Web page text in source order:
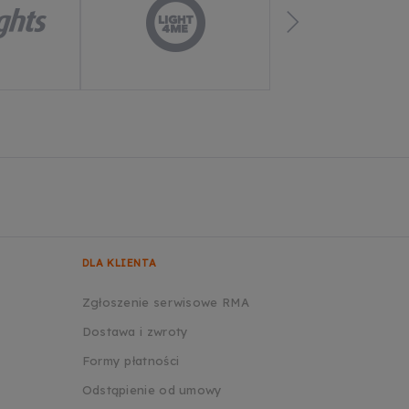
DLA KLIENTA
Zgłoszenie serwisowe RMA
Dostawa i zwroty
Formy płatności
Odstąpienie od umowy